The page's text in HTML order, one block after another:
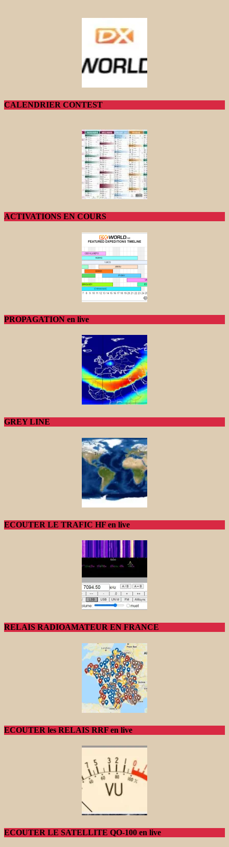
CALENDRIER CONTEST
ACTIVATIONS EN COURS
PROPAGATION en live
GREY LINE
ECOUTER LE TRAFIC HF en live
RELAIS RADIOAMATEUR EN FRANCE
ECOUTER les RELAIS RRF en live
ECOUTER LE SATELLITE QO-100 en live